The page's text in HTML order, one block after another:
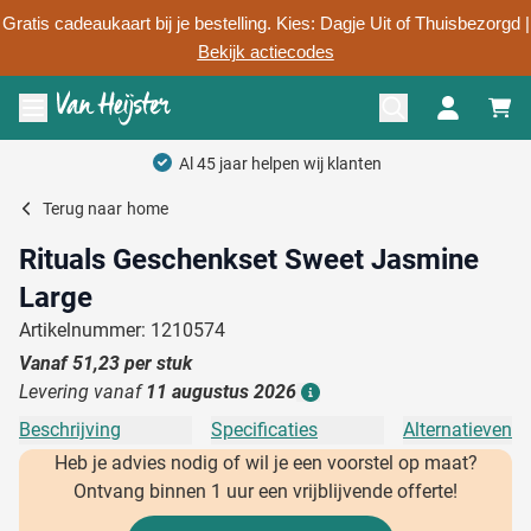
Gratis cadeaukaart bij je bestelling. Kies: Dagje Uit of Thuisbezorgd |
Bekijk actiecodes
Ga naar de inhoud
Menu openen
Al 45 jaar helpen wij klanten
Terug naar home
Rituals Geschenkset Sweet Jasmine
Large
Artikelnummer: 1210574
Vanaf51,23 per stuk
Levering vanaf 11 augustus 2026
Beschrijving Specificaties
Alternatieven
Heb je advies nodig of wil je een voorstel op maat?
Ontvang binnen 1 uur een vrijblijvende offerte!